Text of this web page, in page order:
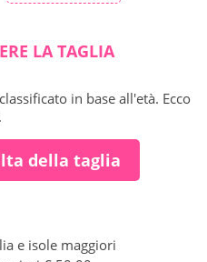
LA TAGLIA
in base all'età. Ecco
della taglia
e isole maggiori